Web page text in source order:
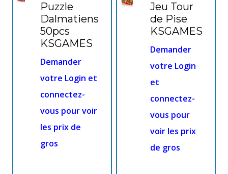
Puzzle
Dalmatiens
50pcs
KSGAMES
Demander
votre Login et
connectez-
vous pour voir
les prix de
gros
Jeu Tour
de Pise
KSGAMES
Demander
votre Login
et
connectez-
vous pour
voir les prix
de gros